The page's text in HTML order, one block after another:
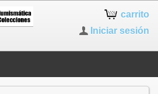
carrito
Iniciar sesión